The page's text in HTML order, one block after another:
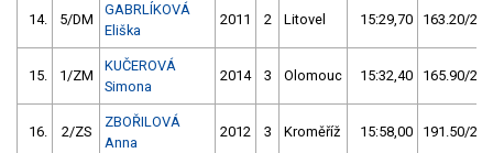
14. 5/DM
GABRLÍKOVÁ
Eliška
2011 2 Litovel 15:29,70 163.20/
15. 1/ZM
KUČEROVÁ
Simona
2014 3 Olomouc 15:32,40 165.90/
16. 2/ZS
ZBOŘILOVÁ
Anna
2012 3 Kroměříž 15:58,00 191.50/